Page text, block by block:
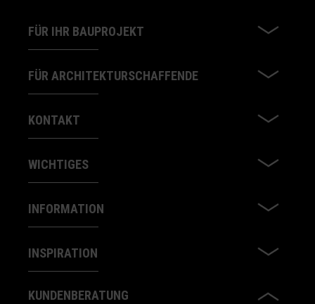
FÜR IHR BAUPROJEKT
FÜR ARCHITEKTURSCHAFFENDE
KONTAKT
WICHTIGES
INFORMATION
INSPIRATION
KUNDENBERATUNG